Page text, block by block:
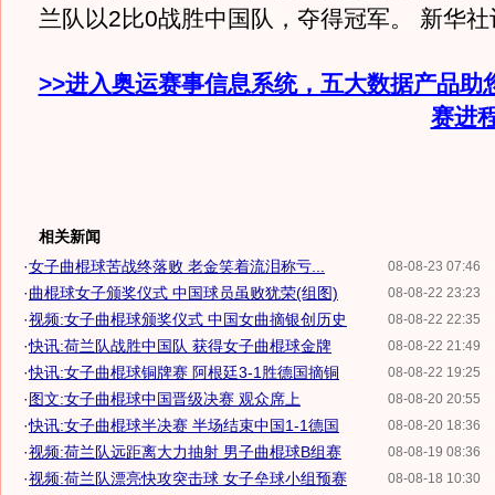
兰队以2比0战胜中国队，夺得冠军。 新华
>>进入奥运赛事信息系统，五大数据产品助
赛进
相关新闻
08-08-23 07:46
·女子曲棍球苦战终落败 老金笑着流泪称亏...
08-08-22 23:23
·曲棍球女子颁奖仪式 中国球员虽败犹荣(组图)
08-08-22 22:35
·视频:女子曲棍球颁奖仪式 中国女曲摘银创历史
08-08-22 21:49
·快讯:荷兰队战胜中国队 获得女子曲棍球金牌
08-08-22 19:25
·快讯:女子曲棍球铜牌赛 阿根廷3-1胜德国摘铜
08-08-20 20:55
·图文:女子曲棍球中国晋级决赛 观众席上
08-08-20 18:36
·快讯:女子曲棍球半决赛 半场结束中国1-1德国
08-08-19 08:36
·视频:荷兰队远距离大力抽射 男子曲棍球B组赛
08-08-18 10:30
·视频:荷兰队漂亮快攻突击球 女子垒球小组预赛